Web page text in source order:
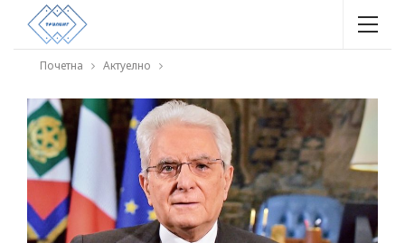
Почетна Актуелно